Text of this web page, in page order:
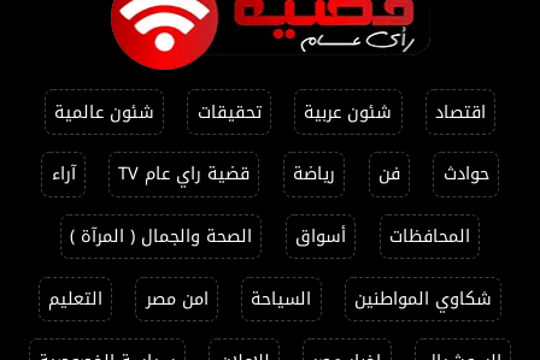
اقتصاد شئون عربية تحقيقات
شئون عالمية
حوادث
فن رياضة قضية راي عام TV
آراء
المحافظات
أسواق
الصحة والجمال ( المرآة )
شكاوي المواطنين
السياحة امن مصر
التعليم